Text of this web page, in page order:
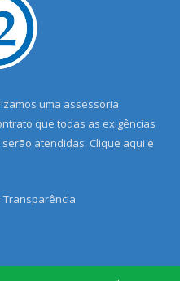
uma assessoria
que todas as exigências
atendidas. Clique aqui e
Transparência